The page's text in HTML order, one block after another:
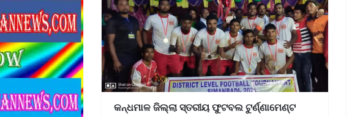
କନ୍ଧମାଳ ଜିଲ୍ଲା ସ୍ତରୀୟ ଫୁଟବଲ ଟୁର୍ଣ୍ଣାମେଣ୍ଟ